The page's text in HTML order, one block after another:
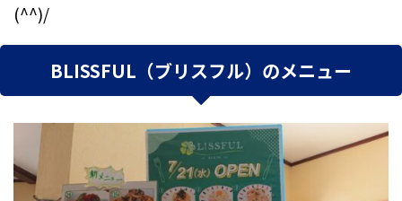
(^^)/
BLISSFUL（ブリスフル）のメニュー